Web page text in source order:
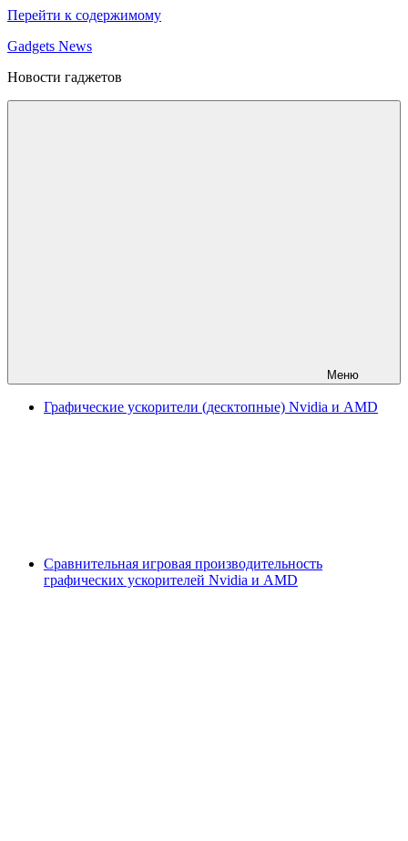
Перейти к содержимому
Gadgets News
Новости гаджетов
Меню
Графические ускорители (десктопные) Nvidia и AMD
Сравнительная игровая производительность
графических ускорителей Nvidia и AMD